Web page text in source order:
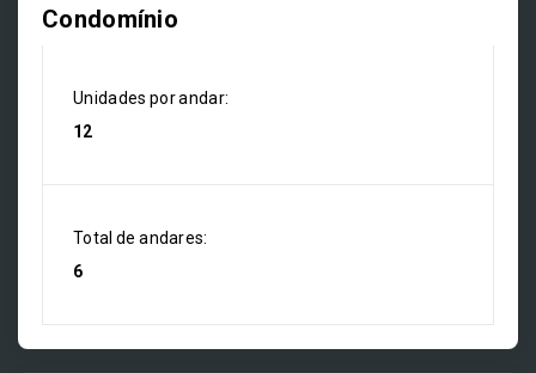
Condomínio
Unidades por andar:
12
Total de andares:
6